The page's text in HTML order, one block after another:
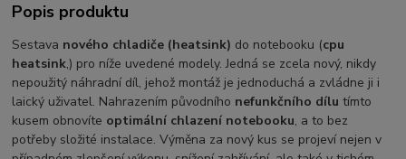
Popis produktu
Sestava nového chladiče (heatsink) do notebooku (cpu
heatsink,) pro níže uvedené modely. Jedná se zcela nový, nikdy
nepoužitý náhradní díl, jehož montáž je jednoduchá a zvládne ji i
laický uživatel. Nahrazením původního nefunkčního dílu tímto
kusem obnovíte optimální chlazení notebooku, a to bez
potřeby složité instalace. Výměna za nový kus se projeví nejen v